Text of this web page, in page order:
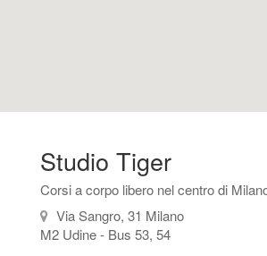
Studio Tiger
Corsi a corpo libero nel centro di
Via Sangro, 31 Milano
M2 Udine - Bus 53, 54